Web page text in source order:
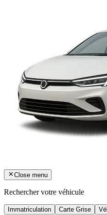
Close menu
Rechercher votre véhicule
Immatriculation Carte Grise